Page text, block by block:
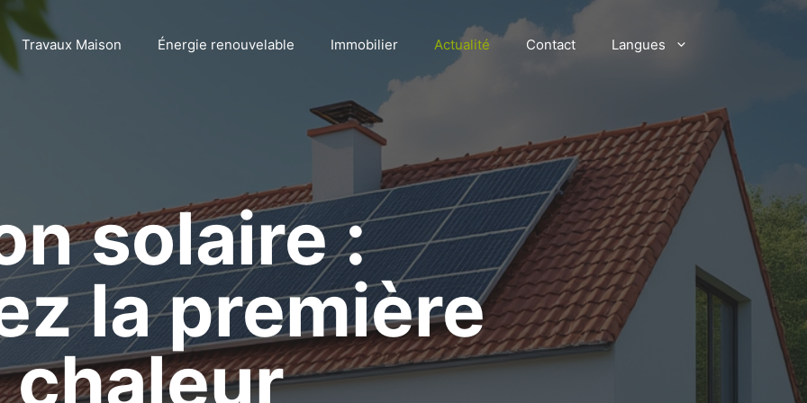
Travaux Maison Énergie renouvelable Immobilier Actualité Contact Langues
solaire :
la première
chaleur